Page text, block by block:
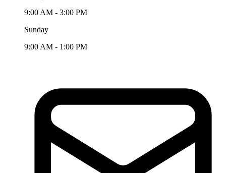
9:00 AM - 3:00 PM
Sunday
9:00 AM - 1:00 PM